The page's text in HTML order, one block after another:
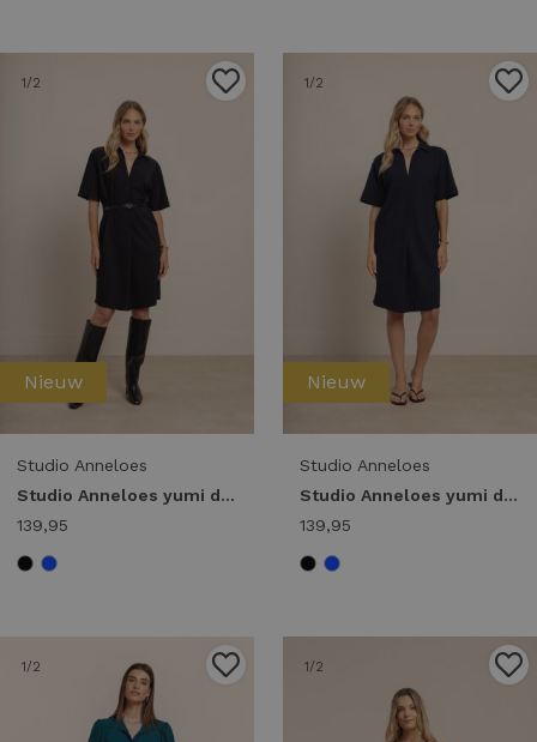
1/2
Nieuw
Studio Anneloes
Studio Anneloes yumi dress 14390 Jurk 9000 black
139,95
1/2
Nieuw
Studio Anneloes
Studio Anneloes yumi dress 14390 Jurk 6900 dark blue
139,95
1/2 1/2